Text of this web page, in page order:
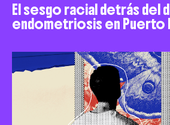
El sesgo racial detrás del
endometriosis en Puerto